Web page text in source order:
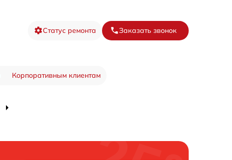
Статус ремонта Заказать звонок
Корпоративным клиентам